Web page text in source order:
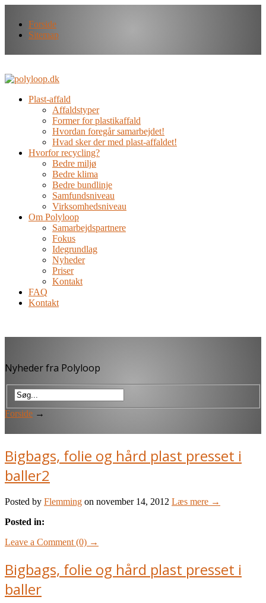
Forside
Sitemap
Plast-affald
Affaldstyper
Former for plastikaffald
Hvordan foregår samarbejdet!
Hvad sker der med plast-affaldet!
Hvorfor recycling?
Bedre miljø
Bedre klima
Bedre bundlinje
Samfundsniveau
Virksomhedsniveau
Om Polyloop
Samarbejdspartnere
Fokus
Idegrundlag
Nyheder
Priser
Kontakt
FAQ
Kontakt
Nyheder fra Polyloop
Forside →
Bigbags, folie og hård plast presset i
baller2
Posted by Flemming on november 14, 2012 Læs mere →
Posted in:
Leave a Comment (0) →
Bigbags, folie og hård plast presset i
baller